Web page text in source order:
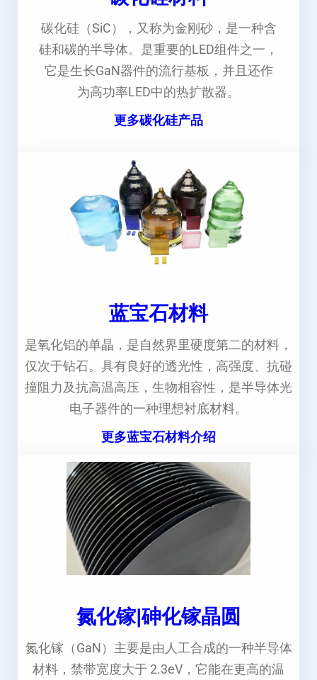
碳化硅（SiC），又称为金刚砂，是一种含
硅和碳的半导体。是重要的LED组件之一，
它是生长GaN器件的流行基板，并且还作
为高功率LED中的热扩散器。
更多碳化硅产品
蓝宝石材料
是氧化铝的单晶，是自然界里硬度第二的材料，
仅次于钻石。具有良好的透光性，高强度、抗碰
撞阻力及抗高温高压，生物相容性，是半导体光
电子器件的一种理想衬底材料。
更多蓝宝石材料介绍
氮化镓|砷化镓晶圆
氮化镓（GaN）主要是由人工合成的一种半导体
材料，禁带宽度大于 2.3eV，它能在更高的温